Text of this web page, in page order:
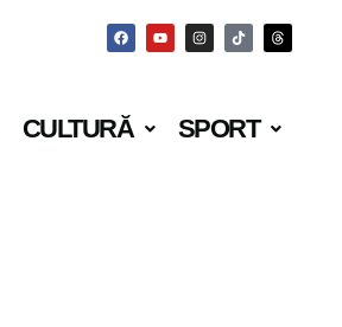
CULTURĂ SPORT